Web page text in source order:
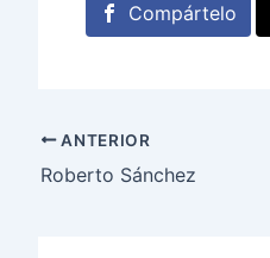
Compártelo
ANTERIOR
Roberto Sánchez